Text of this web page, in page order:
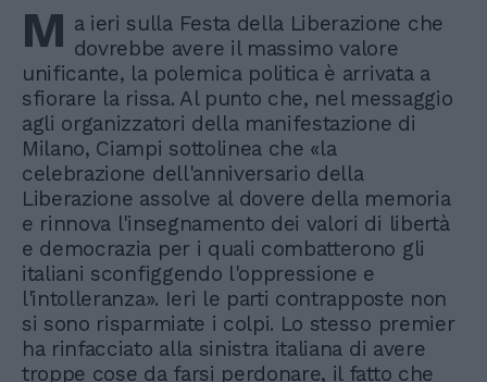
M a ieri sulla Festa della Liberazione che
dovrebbe avere il massimo valore
unificante, la polemica politica è arrivata a
sfiorare la rissa. Al punto che, nel messaggio
agli organizzatori della manifestazione di
Milano, Ciampi sottolinea che «la
celebrazione dell'anniversario della
Liberazione assolve al dovere della memoria
e rinnova l'insegnamento dei valori di libertà
e democrazia per i quali combatterono gli
italiani sconfiggendo l'oppressione e
l'intolleranza». Ieri le parti contrapposte non
si sono risparmiate i colpi. Lo stesso premier
ha rinfacciato alla sinistra italiana di avere
troppe cose da farsi perdonare, il fatto che